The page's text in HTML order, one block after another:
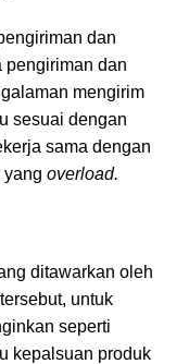
dan
pengiriman dan
mengirim
sesuai dengan
sama dengan
yang overload.
ditawarkan oleh
untuk
seperti
kepalsuan produk